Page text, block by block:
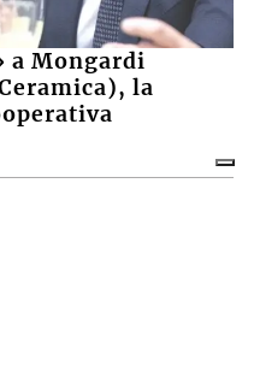
a Mongardi
la